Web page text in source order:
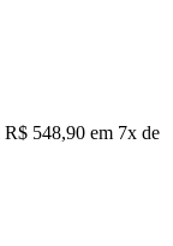
R$ 548,90 em 7x de